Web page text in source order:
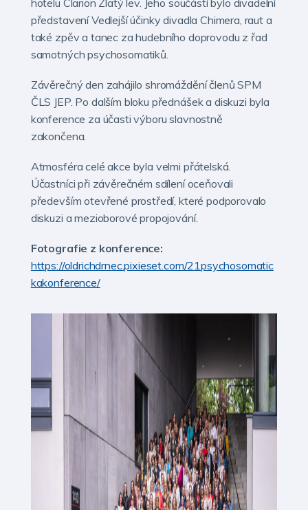
představení Vedlejší účinky divadla Chimera, raut a
také zpěv a tanec za hudebního doprovodu z řad
samotných psychosomatiků.
Závěrečný den zahájilo shromáždění členů SPM
ČLS JEP. Po dalším bloku přednášek a diskuzi byla
konference za účasti výboru slavnostně
zakončena.
Atmosféra celé akce byla velmi přátelská.
Účastníci při závěrečném sdílení oceňovali
především otevřené prostředí, které podporovalo
diskuzi a mezioborové propojování.
Fotografie z konference:
https://oldrichdrnec.pixieset.com/21psychosomatic
kakonference/